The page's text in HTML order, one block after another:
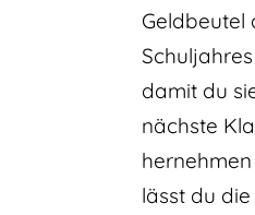
Geldbeutel
damit du
nächste
lässt du